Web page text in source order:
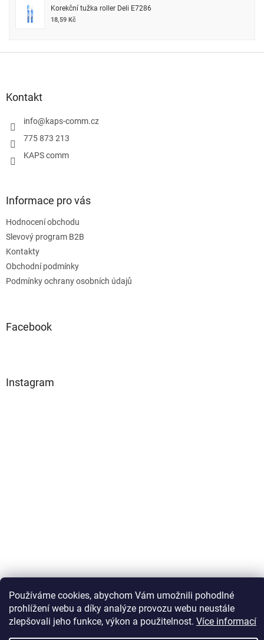
Používáme cookies, abychom Vám umožnili pohodlné
prohlížení webu a díky analýze provozu webu neustále
zlepšovali jeho funkce, výkon a použitelnost. Více informací
Korekční tužka roller Deli E7286
18,59 Kč
Kontakt
info@kaps-comm.cz
775 873 213
KAPS comm
Informace pro vás
Hodnocení obchodu
Slevový program B2B
Kontakty
Obchodní podmínky
Podmínky ochrany osobních údajů
Facebook
Instagram
Sledovat na Instagramu